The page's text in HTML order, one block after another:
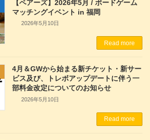
【ペアーズ】2026年5月 / ボードゲーム
マッチングイベント in 福岡
2026年5月10日
Read more
4月＆GWから始まる新チケット・新サー
ビス及び、トレボアップデートに伴う一
部料金改定についてのお知らせ
2026年5月10日
Read more